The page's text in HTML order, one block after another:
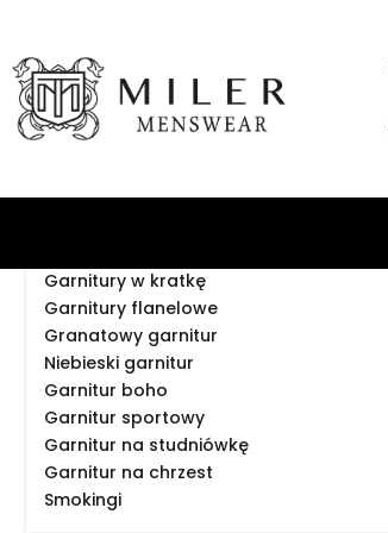
Garnitury w kratkę
Garnitury flanelowe
Granatowy garnitur
Niebieski garnitur
Garnitur boho
Garnitur sportowy
Garnitur na studniówkę
Garnitur na chrzest
Smokingi